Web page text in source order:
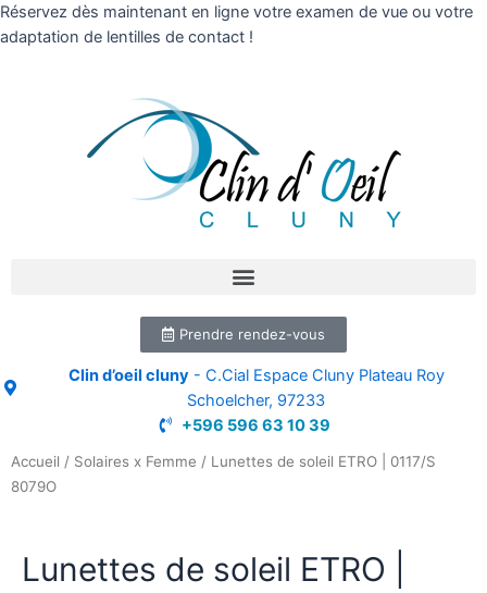
Réservez dès maintenant en ligne votre examen de vue ou votre
adaptation de lentilles de contact !
Prendre rendez-vous
Clin d’oeil cluny- C.Cial Espace Cluny Plateau Roy
Schoelcher, 97233
+596 596 63 10 39
Accueil / Solaires x Femme / Lunettes de soleil ETRO | 0117/S
8079O
Lunettes de soleil ETRO |